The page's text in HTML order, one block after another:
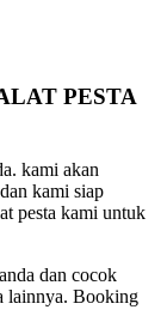
PESTA
kami akan
kami siap
pesta kami untuk
dan cocok
lainnya. Booking